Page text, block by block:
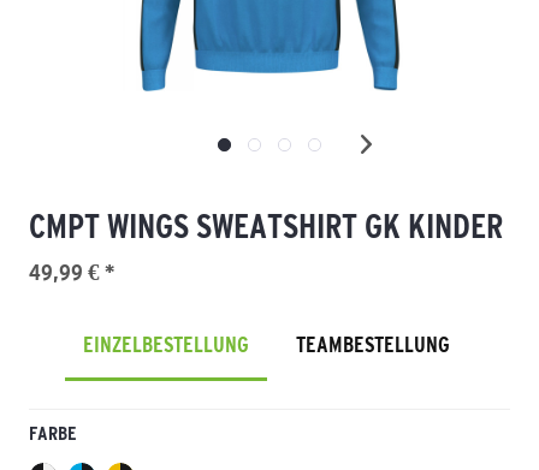
CMPT WINGS SWEATSHIRT GK KINDER
49,99 € *
EINZELBESTELLUNG TEAMBESTELLUNG
FARBE